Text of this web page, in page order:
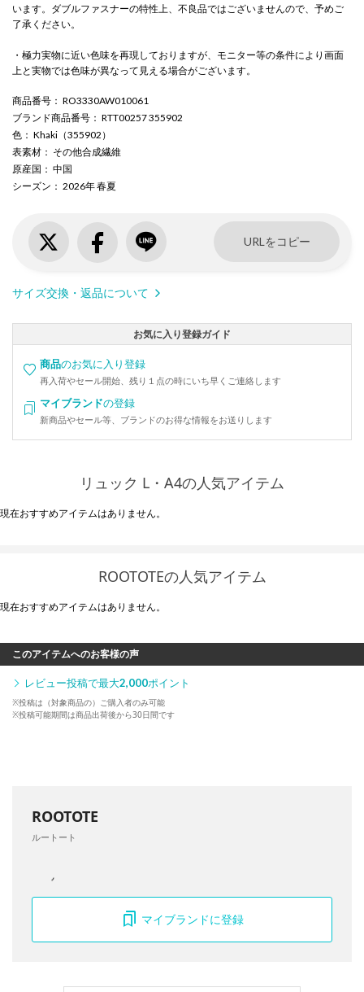
います。ダブルファスナーの特性上、不良品ではございませんので、予めご
了承ください。
・極力実物に近い色味を再現しておりますが、モニター等の条件により画面
上と実物では色味が異なって見える場合がございます。
商品番号 ： RO3330AW010061
ブランド商品番号 ： RTT00257 355902
色 ： Khaki（355902）
表素材 ： その他合成繊維
原産国 ： 中国
シーズン ： 2026年 春夏
URLをコピー
サイズ交換・返品について
お気に入り登録ガイド
商品のお気に入り登録
再入荷やセール開始、残り１点の時にいち早くご連絡します
マイブランドの登録
新商品やセール等、ブランドのお得な情報をお送りします
リュック L・A4の人気アイテム
現在おすすめアイテムはありません。
ROOTOTEの人気アイテム
現在おすすめアイテムはありません。
このアイテムへのお客様の声
レビュー投稿で最大2,000ポイント
※投稿は（対象商品の）ご購入者のみ可能
※投稿可能期間は商品出荷後から30日間です
ROOTOTE
ルートート
マイブランドに登録